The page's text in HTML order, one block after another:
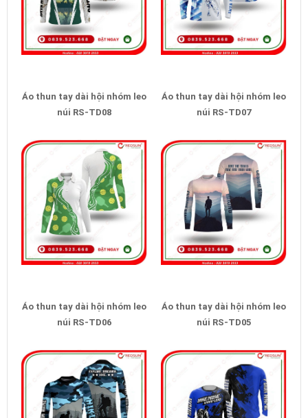
Áo thun tay dài hội nhóm leo
núi RS-TD08
Áo thun tay dài hội nhóm leo
núi RS-TD07
Áo thun tay dài hội nhóm leo
núi RS-TD06
Áo thun tay dài hội nhóm leo
núi RS-TD05